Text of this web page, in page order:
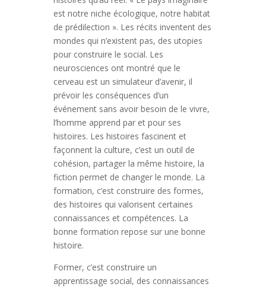
est notre niche écologique, notre habitat
de prédilection ». Les récits inventent des
mondes qui n’existent pas, des utopies
pour construire le social. Les
neurosciences ont montré que le
cerveau est un simulateur d’avenir, il
prévoir les conséquences d’un
événement sans avoir besoin de le vivre,
l’homme apprend par et pour ses
histoires. Les histoires fascinent et
façonnent la culture, c’est un outil de
cohésion, partager la même histoire, la
fiction permet de changer le monde. La
formation, c’est construire des formes,
des histoires qui valorisent certaines
connaissances et compétences. La
bonne formation repose sur une bonne
histoire.
Former, c’est construire un
apprentissage social, des connaissances